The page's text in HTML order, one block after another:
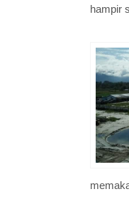
hampir